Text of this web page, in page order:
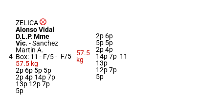
4
ZELICA
Alonso Vidal
D.L.P. Mme
Vic. -Sanchez
Martin A.
Box: 11 - F/5 -
57.5 kg
2p 6p 5p 5p
2p 4p 14p 7p
13p 12p 7p
5p
F/5
57.5
kg
2p 6p
5p 5p
2p 4p
14p 7p
13p
12p 7p
5p
11